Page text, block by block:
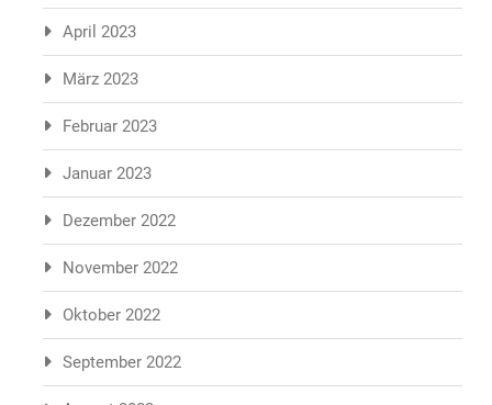
April 2023
März 2023
Februar 2023
Januar 2023
Dezember 2022
November 2022
Oktober 2022
September 2022